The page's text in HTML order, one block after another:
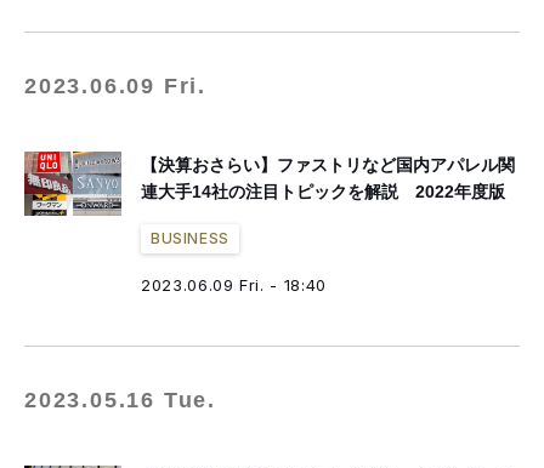
2023.06.09 Fri.
【決算おさらい】ファストリなど国内アパレル関
連大手14社の注目トピックを解説 2022年度版
BUSINESS
2023.06.09 Fri. - 18:40
2023.05.16 Tue.